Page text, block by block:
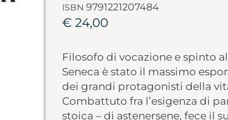
ISBN 9791221207484
€ 24,00
Filosofo di vocazione e spinto
Seneca è stato il massimo
dei grandi protagonisti della
Combattuto fra l’esigenza di
stoica – di astenersene, fece il